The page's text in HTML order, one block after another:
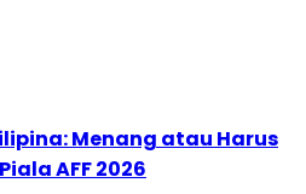
Menang atau Harus
AFF 2026